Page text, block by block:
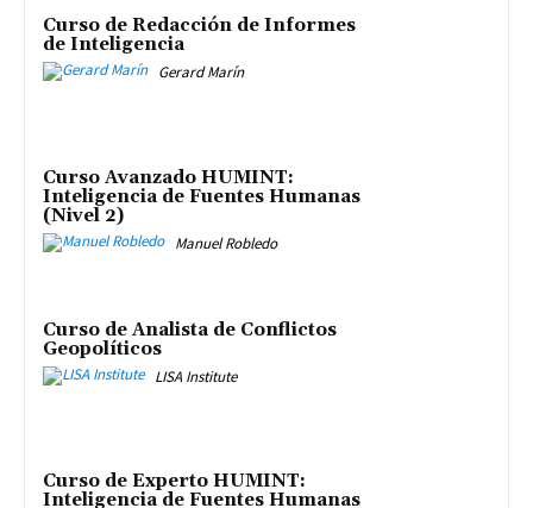
Curso de Redacción de Informes
de Inteligencia
Gerard Marín
Curso Avanzado HUMINT:
Inteligencia de Fuentes Humanas
(Nivel 2)
Manuel Robledo
Curso de Analista de Conflictos
Geopolíticos
LISA Institute
Curso de Experto HUMINT:
Inteligencia de Fuentes Humanas